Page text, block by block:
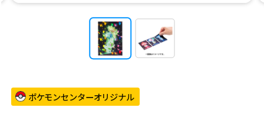
ポケモンセンターオリジナル